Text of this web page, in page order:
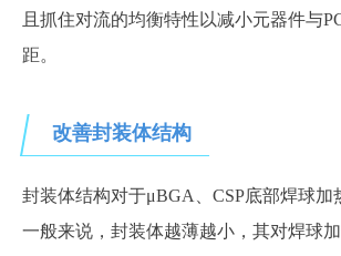
且抓住对流的均衡特性以减小元器件与
距。
改善封装体结构
封装体结构对于μBGA、CSP底部焊球加
一般来说，封装体越薄越小，其对焊球加